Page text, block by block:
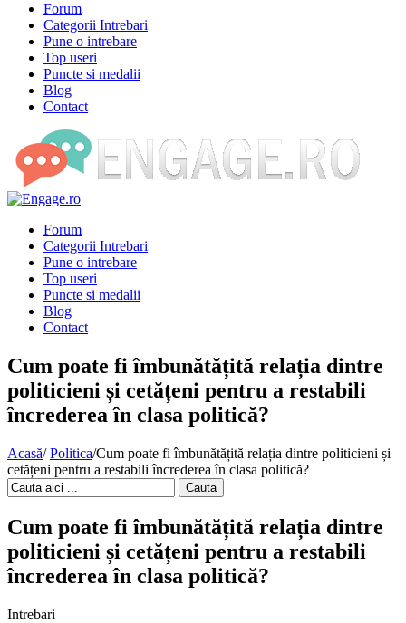
Forum
Categorii Intrebari
Pune o intrebare
Top useri
Puncte si medalii
Blog
Contact
Forum
Categorii Intrebari
Pune o intrebare
Top useri
Puncte si medalii
Blog
Contact
Cum poate fi îmbunătățită relația dintre
politicieni și cetățeni pentru a restabili
încrederea în clasa politică?
Acasă/ Politica/Cum poate fi îmbunătățită relația dintre politicieni și
cetățeni pentru a restabili încrederea în clasa politică?
Cauta
Cum poate fi îmbunătățită relația dintre
politicieni și cetățeni pentru a restabili
încrederea în clasa politică?
Intrebari